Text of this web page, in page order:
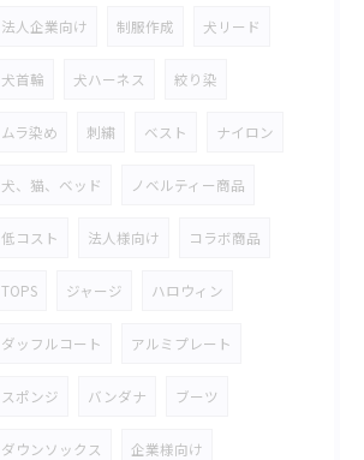
法人企業向け 制服作成 犬リード
犬首輪 犬ハーネス 絞り染
ムラ染め 刺繍 ベスト ナイロン
犬、猫、ベッド ノベルティー商品
低コスト 法人様向け コラボ商品
TOPS ジャージ ハロウィン
ダッフルコート アルミプレート
スポンジ バンダナ ブーツ
ダウンソックス 企業様向け